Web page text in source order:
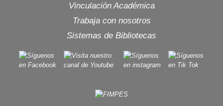
Vinculación Académica
Trabaja con nosotros
Sistemas de Bibliotecas